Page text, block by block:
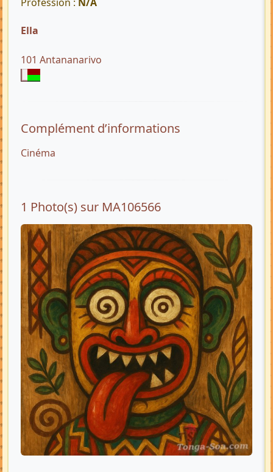
Ella
101 Antananarivo
Complément d’informations
Cinéma
1 Photo(s) sur MA106566